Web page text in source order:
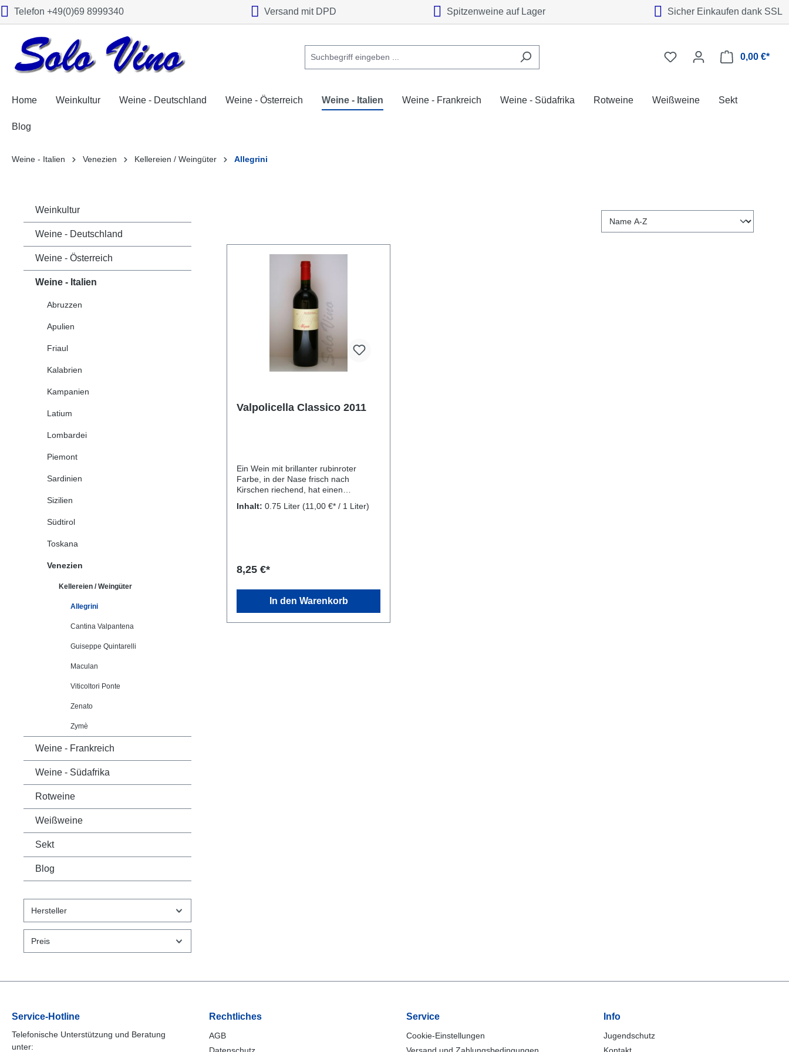
Zur Hauptnavigation springen
Telefon +49(0)69 8999340 Versand mit DPD Spitzenweine auf Lager Sicher Einkaufen dank SSL
0,00 €*
Home Weinkultur Weine - Deutschland Weine - Österreich Weine - Italien Weine - Frankreich Weine - Südafrika Rotweine Weißweine Sekt
Blog
Weine - Italien Venezien Kellereien / Weingüter Allegrini
Weinkultur
Weine - Deutschland
Weine - Österreich
Weine - Italien
Abruzzen
Apulien
Friaul
Kalabrien
Kampanien
Latium
Lombardei
Piemont
Sardinien
Sizilien
Südtirol
Toskana
Venezien
Kellereien / Weingüter
Allegrini
Cantina Valpantena
Guiseppe Quintarelli
Maculan
Viticoltori Ponte
Zenato
Zymè
Weine - Frankreich
Weine - Südafrika
Rotweine
Weißweine
Sekt
Blog
Hersteller
Preis
Valpolicella Classico 2011
Ein Wein mit brillanter rubinroter
Farbe, in der Nase frisch nach
Kirschen riechend, hat einen
schon in jungen Jahren getrunken
60% Corvina Veronese, 35%
Allegrini, Via Giare 9/11, 37022
Fumane Valpolicella Verona
Inhalt: 0.75 Liter (11,00 €* / 1 Liter)
8,25 €*
In den Warenkorb
Service-Hotline
Telefonische Unterstützung und Beratung
unter:
Rechtliches
AGB
Datenschutz
Service
Cookie-Einstellungen
Versand und Zahlungsbedingungen
Info
Jugendschutz
Kontakt